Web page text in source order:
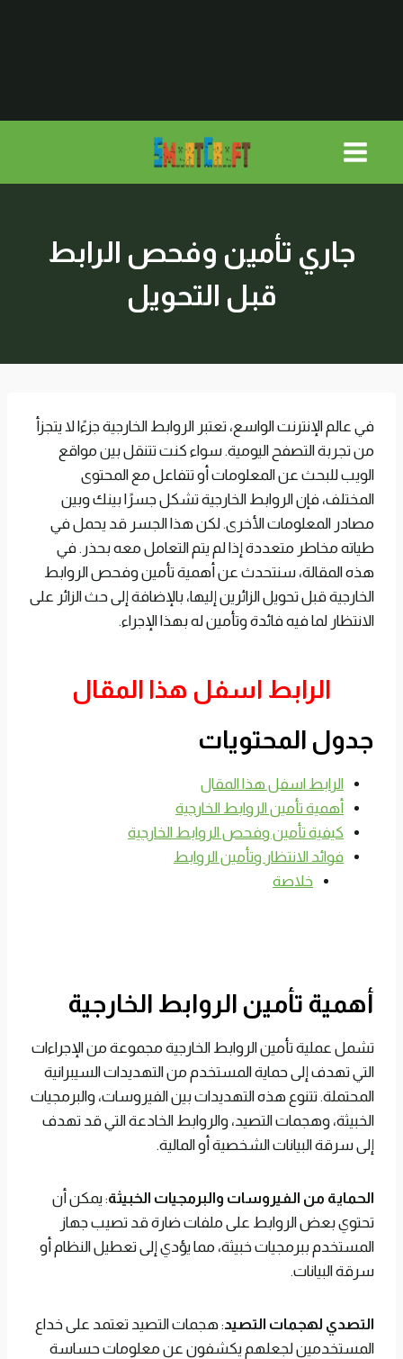
جاري تأمين وفحص الرابط
قبل التحويل
في عالم الإنترنت الواسع، تعتبر الروابط الخارجية جزءًا لا يتجزأ
من تجربة التصفح اليومية. سواء كنت تتنقل بين مواقع
الويب للبحث عن المعلومات أو تتفاعل مع المحتوى
المختلف، فإن الروابط الخارجية تشكل جسرًا بينك وبين
مصادر المعلومات الأخرى. لكن هذا الجسر قد يحمل في
طياته مخاطر متعددة إذا لم يتم التعامل معه بحذر. في
هذه المقالة، سنتحدث عن أهمية تأمين وفحص الروابط
الخارجية قبل تحويل الزائرين إليها، بالإضافة إلى حث الزائر على
الانتظار لما فيه فائدة وتأمين له بهذا الإجراء.
الرابط اسفل هذا المقال
جدول المحتويات
الرابط اسفل هذا المقال
أهمية تأمين الروابط الخارجية
كيفية تأمين وفحص الروابط الخارجية
فوائد الانتظار وتأمين الروابط
خلاصة
أهمية تأمين الروابط الخارجية
تشمل عملية تأمين الروابط الخارجية مجموعة من الإجراءات
التي تهدف إلى حماية المستخدم من التهديدات السيبرانية
المحتملة. تتنوع هذه التهديدات بين الفيروسات، والبرمجيات
الخبيثة، وهجمات التصيد، والروابط الخادعة التي قد تهدف
إلى سرقة البيانات الشخصية أو المالية.
الحماية من الفيروسات والبرمجيات الخبيثة: يمكن أن
تحتوي بعض الروابط على ملفات ضارة قد تصيب جهاز
المستخدم ببرمجيات خبيثة، مما يؤدي إلى تعطيل النظام أو
سرقة البيانات.
التصدي لهجمات التصيد: هجمات التصيد تعتمد على خداع
المستخدمين لجعلهم يكشفون عن معلومات حساسة